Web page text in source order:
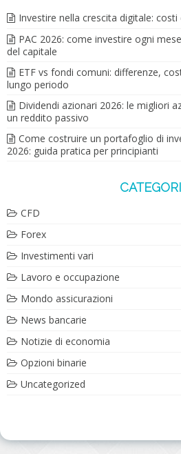
Investire nella crescita digitale:
PAC 2026: come investire ogni
del capitale
ETF vs fondi comuni: differenze,
lungo periodo
Dividendi azionari 2026: le migliori
un reddito passivo
Come costruire un portafoglio di
2026: guida pratica per principianti
CFD
Forex
Investimenti vari
Lavoro e occupazione
Mondo assicurazioni
News bancarie
Notizie di economia
Opzioni binarie
Uncategorized